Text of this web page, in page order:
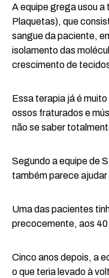
A equipe grega usou
Plaquetas), que
sangue da paciente,
isolamento das
crescimento de
Essa terapia já é
ossos fraturados e
não se saber
Segundo a equipe de
também parece
Uma das pacientes
precocemente, aos 40
Cinco anos depois, a
o que teria levado à